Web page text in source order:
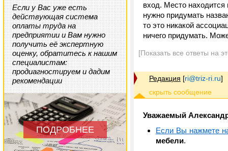
Если у Вас уже есть
действующая система
оплаты труда на
предприятии и Вам нужно
получить её экспертную
оценку, обратитесь к нашим
специалистам:
продиагностируем и дадим
рекомендации
ПОДРОБНЕЕ
вход. Место находится
нужно придумать
то это никакой
ничего придумать.
[Показать все ответы на
Редакция [ri@triz-ri.ru]
Уважаемый
Если Вы нажмете
мебели.